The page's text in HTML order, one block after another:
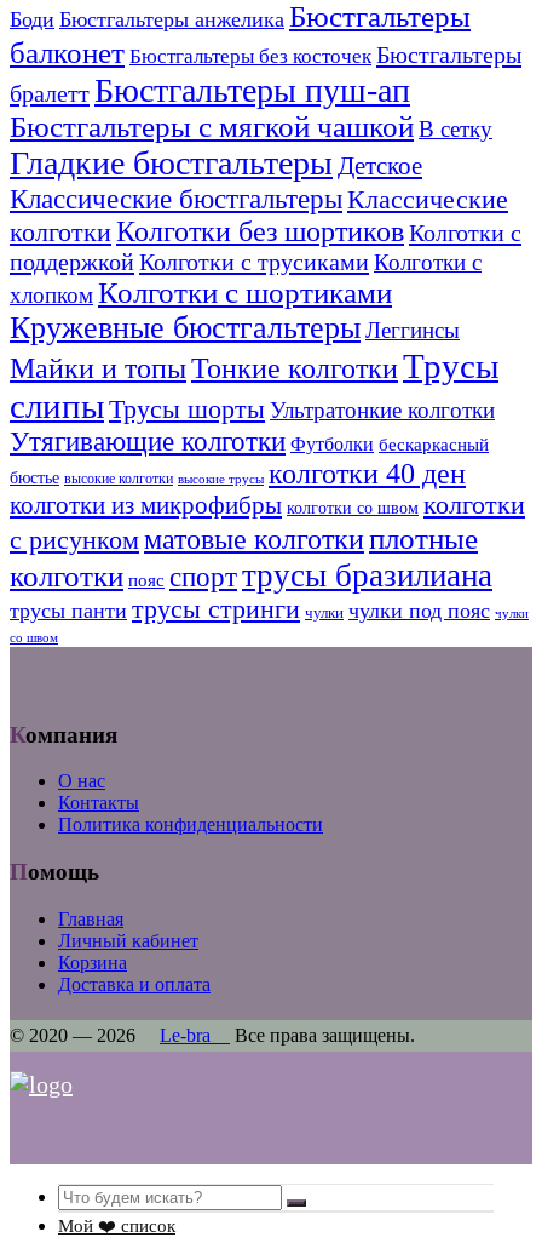
Боди Бюстгальтеры анжелика Бюстгальтеры
балконет Бюстгальтеры без косточек Бюстгальтеры
бралетт Бюстгальтеры пуш-ап
Бюстгальтеры с мягкой чашкойВ сетку
Гладкие бюстгальтерыДетское
Классические бюстгальтерыКлассические
колготкиКолготки без шортиковКолготки с
поддержкойКолготки с трусикамиКолготки с
хлопкомКолготки с шортиками
Кружевные бюстгальтерыЛеггинсы
Майки и топыТонкие колготкиТрусы
слипыТрусы шортыУльтратонкие колготки
Утягивающие колготки Футболки бескаркасный
бюстье высокие колготки высокие трусы колготки 40 ден
колготки из микрофибры колготки со швом колготки
с рисункомматовые колготкиплотные
колготки пояс спорттрусы бразилиана
трусы панти трусы стринги чулки чулки под пояс чулки
со швом
Компания
О нас
Контакты
Политика конфиденциальности
Помощь
Главная
Личный кабинет
Корзина
Доставка и оплата
© 2020 — 2026 Le-bra Все права защищены.
Search
Мой ❤️ список